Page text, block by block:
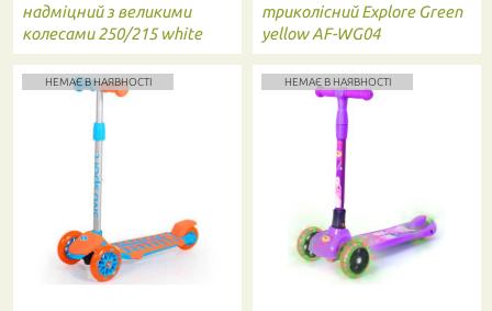
надміцний з великими
колесами 250/215 white
NL900-250
триколісний Explore Green
yellow AF-WG04
НЕМАЄ В НАЯВНОСТІ НЕМАЄ В НАЯВНОСТІ